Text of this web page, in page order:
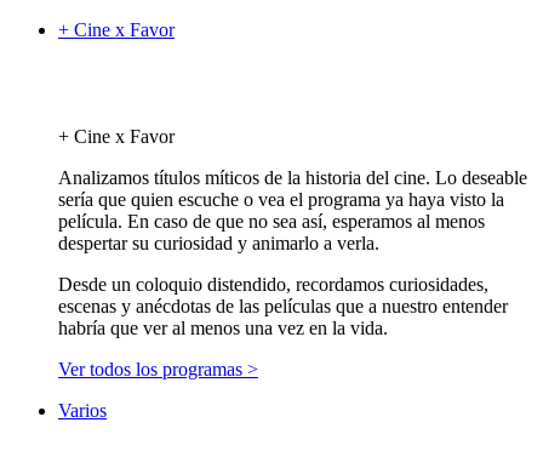
+ Cine x Favor
+ Cine x Favor
Analizamos títulos míticos de la historia del cine. Lo deseable
sería que quien escuche o vea el programa ya haya visto la
película. En caso de que no sea así, esperamos al menos
despertar su curiosidad y animarlo a verla.
Desde un coloquio distendido, recordamos curiosidades,
escenas y anécdotas de las películas que a nuestro entender
habría que ver al menos una vez en la vida.
Ver todos los programas >
Varios